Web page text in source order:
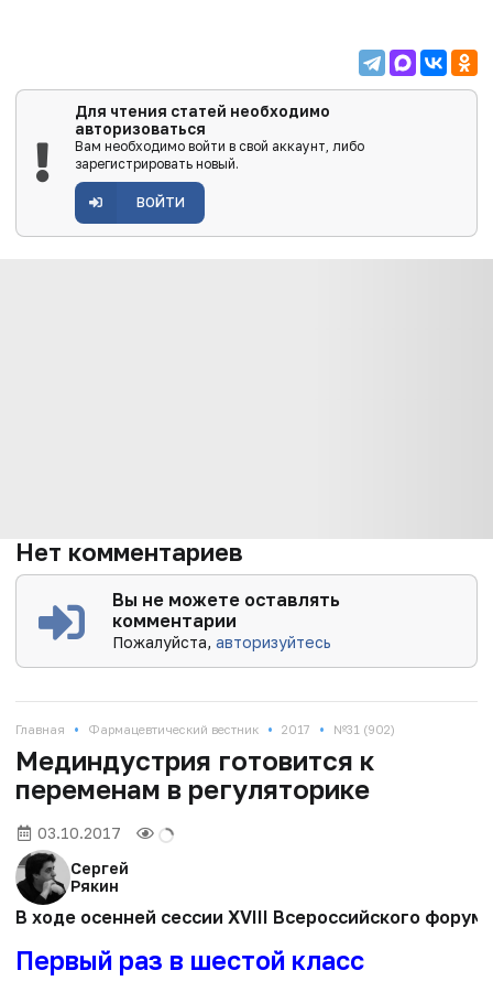
Для чтения статей необходимо
авторизоваться
Вам необходимо войти в свой аккаунт, либо
зарегистрировать новый.
ВОЙТИ
Нет комментариев
Вы не можете оставлять
комментарии
Пожалуйста,авторизуйтесь
Главная • Фармацевтический вестник • 2017 • №31 (902)
Мединдустрия готовится к
переменам в регуляторике
03.10.2017
Сергей
Рякин
В ходе осенней сессии XVIII Всероссийского
Первый раз в шестой класс